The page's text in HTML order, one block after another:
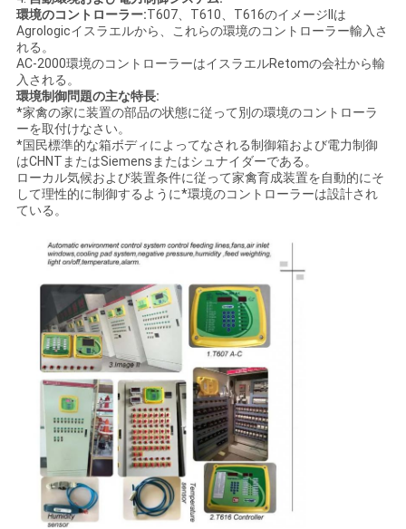
環境のコントローラー:T607、T610、T616のイメージIIは
Agrologicイスラエルから、これらの環境のコントローラー輸入さ
れる。
AC-2000環境のコントローラーはイスラエルRetomの会社から輸
入される。
環境制御問題の主な特長:
*家禽の家に装置の部品の状態に従って別の環境のコントローラ
ーを取付けなさい。
*国民標準的な箱ボディによってなされる制御箱および電力制御
はCHNTまたはSiemensまたはシュナイダーである。
ローカル気候および装置条件に従って家禽育成装置を自動的にそ
して理性的に制御するように*環境のコントローラーは設計され
ている。